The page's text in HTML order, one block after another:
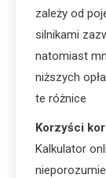
zależy od
silnikami
natomiast
niższych
te różnice
Korzyści
Kalkulator